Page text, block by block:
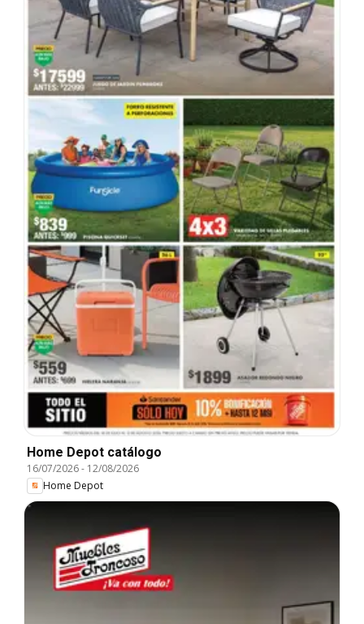
Home Depot catálogo
16/07/2026- 12/08/2026
Home Depot